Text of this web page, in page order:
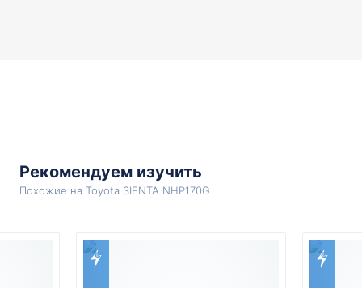
Рекомендуем изучить
Похожие на Toyota SIENTA NHP170G